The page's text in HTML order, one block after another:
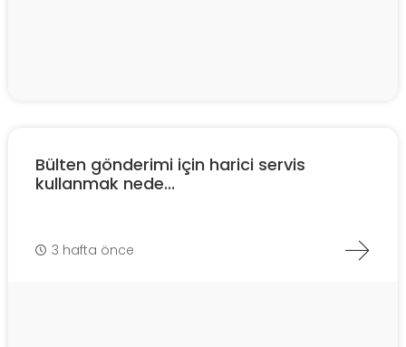
Bülten gönderimi için harici servis
kullanmak nede...
3 hafta önce